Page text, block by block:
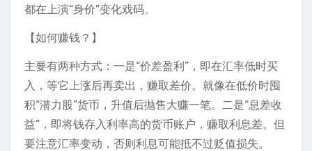
都在上演“身价”变化戏码。
【如何赚钱？】
主要有两种方式：一是“价差盈利”，即在汇率低时买
入，等它上涨后再卖出，赚取差价。就像在低价时囤
积“潜力股”货币，升值后抛售大赚一笔。二是“息差收
益”，即将钱存入利率高的货币账户，赚取利息差。但
要注意汇率变动，否则利息可能抵不过贬值损失。